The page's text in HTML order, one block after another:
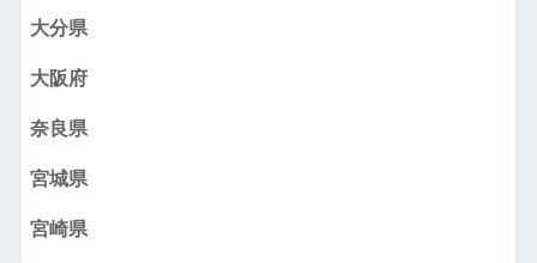
大分県
大阪府
奈良県
宮城県
宮崎県